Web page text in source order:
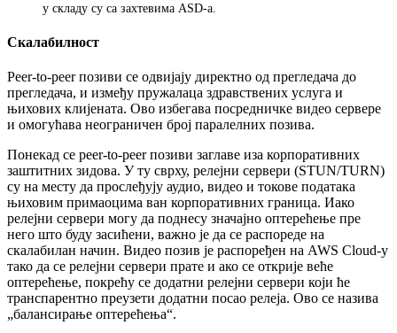
у складу су са захтевима ASD-а
Скалабилност
Peer-to-peer позиви се одвијају директно од прегледача до
прегледача, и између пружалаца здравствених услуга и
њихових клијената. Ово избегава посредничке видео сервере
и омогућава неограничен број паралелних позива.
Понекад се peer-to-peer позиви заглаве иза корпоративних
заштитних зидова. У ту сврху, релејни сервери (STUN/TURN)
су на месту да прослеђују аудио, видео и токове података
њиховим примаоцима ван корпоративних граница. Иако
релејни сервери могу да поднесу значајно оптерећење пре
него што буду засићени, важно је да се распореде на
скалабилан начин. Видео позив је распоређен на AWS Cloud-у
тако да се релејни сервери прате и ако се открије веће
оптерећење, покрећу се додатни релејни сервери који ће
транспарентно преузети додатни посао релеја. Ово се назива
„балансирање оптерећења“.